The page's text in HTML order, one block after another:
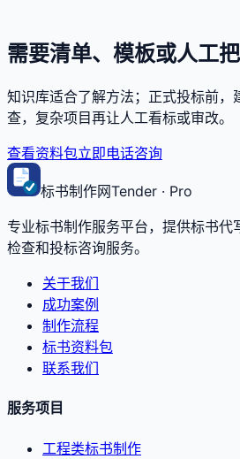
需要清单、模板或人工把
知识库适合了解方法；正式投标前，
查，复杂项目再让人工看标或审改。
查看资料包立即电话咨询
标书制作网Tender · Pro
专业标书制作服务平台，提供标书代
检查和投标咨询服务。
关于我们
成功案例
制作流程
标书资料包
联系我们
服务项目
工程类标书制作